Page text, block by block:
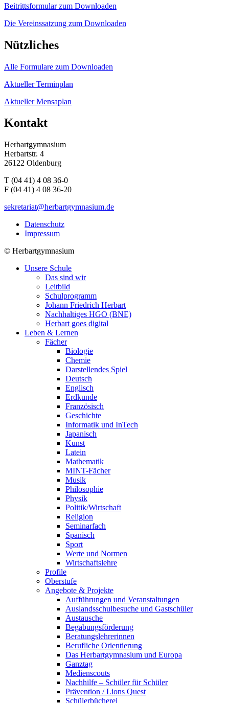
Beitrittsformular zum Downloaden
Die Vereinssatzung zum Downloaden
Nützliches
Alle Formulare zum Downloaden
Aktueller Terminplan
Aktueller Mensaplan
Kontakt
Herbartgymnasium
Herbartstr. 4
26122 Oldenburg
T (04 41) 4 08 36-0
F (04 41) 4 08 36-20
sekretariat@herbartgymnasium.de
Datenschutz
Impressum
© Herbartgymnasium
Unsere Schule
Das sind wir
Leitbild
Schulprogramm
Johann Friedrich Herbart
Nachhaltiges HGO (BNE)
Herbart goes digital
Leben & Lernen
Fächer
Biologie
Chemie
Darstellendes Spiel
Deutsch
Englisch
Erdkunde
Französisch
Geschichte
Informatik und InTech
Japanisch
Kunst
Latein
Mathematik
MINT-Fächer
Musik
Philosophie
Physik
Politik/Wirtschaft
Religion
Seminarfach
Spanisch
Sport
Werte und Normen
Wirtschaftslehre
Profile
Oberstufe
Angebote & Projekte
Aufführungen und Veranstaltungen
Auslandsschulbesuche und Gastschüler
Austausche
Begabungsförderung
Beratungslehrerinnen
Berufliche Orientierung
Das Herbartgymnasium und Europa
Ganztag
Medienscouts
Nachhilfe – Schüler für Schüler
Prävention / Lions Quest
Schülerbücherei